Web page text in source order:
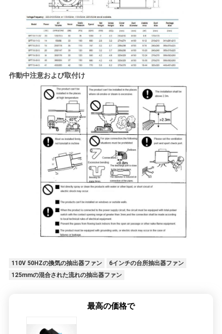
作動中注意および取付け
110V 50HZの換気の抽出器ファン
6インチの台所抽出器ファン
125mmの混合された流れの抽出器ファン
最高の価格で